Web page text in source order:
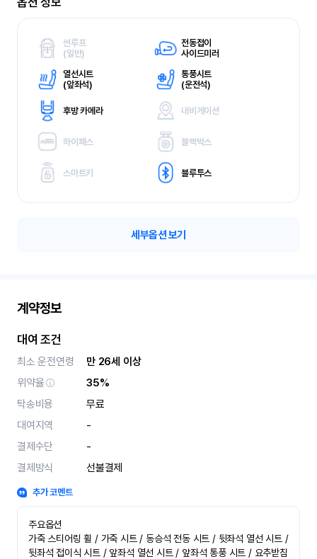
썬루프
(일반)
전동접이
사이드미러
열선시트
(앞좌석)
통풍시트
(운전석)
후방 카메라 내비게이션
하이패스 블랙박스
스마트키 블루투스
세부옵션 보기
계약정보
대여 조건
최소 운전연령
만 26세 이상
위약율
35%
탁송비용
무료
대여지역
-
결제수단
-
결제방식
선불결제
추가 코멘트
주요옵션
가죽 스티어링 휠 / 가죽 시트 / 동승석 전동 시트 / 뒷좌석 열선 시트 /
뒷좌석 접이식 시트 / 앞좌석 열선 시트 / 앞좌석 통풍 시트 / 요추받침